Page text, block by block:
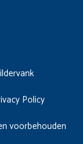
Policy
voorbehouden